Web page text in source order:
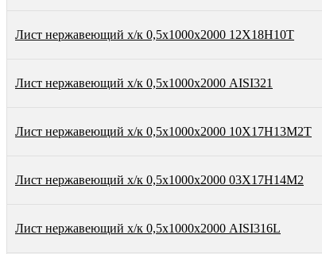
Лист нержавеющий х/к 0,5х1000х2000 12Х18Н10Т
Лист нержавеющий х/к 0,5х1000х2000 AISI321
Лист нержавеющий х/к 0,5х1000х2000 10Х17Н13М2Т
Лист нержавеющий х/к 0,5х1000х2000 03Х17Н14М2
Лист нержавеющий х/к 0,5х1000х2000 AISI316L